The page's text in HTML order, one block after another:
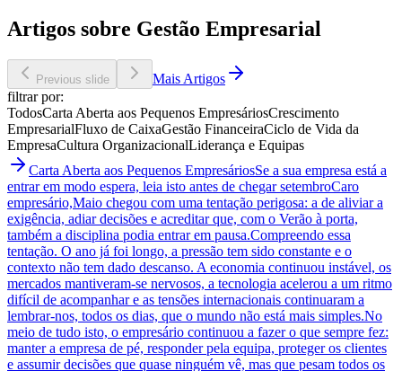
Artigos sobre Gestão Empresarial
Previous slide
Mais Artigos
filtrar por:
TodosCarta Aberta aos Pequenos EmpresáriosCrescimento
EmpresarialFluxo de CaixaGestão FinanceiraCiclo de Vida da
EmpresaCultura OrganizacionalLiderança e Equipas
Carta Aberta aos Pequenos EmpresáriosSe a sua empresa está a
entrar em modo espera, leia isto antes de chegar setembroCaro
empresário,Maio chegou com uma tentação perigosa: a de aliviar a
exigência, adiar decisões e acreditar que, com o Verão à porta,
também a disciplina podia entrar em pausa.Compreendo essa
tentação. O ano já foi longo, a pressão tem sido constante e o
contexto não tem dado descanso. A economia continuou instável, os
mercados mantiveram-se nervosos, a tecnologia acelerou a um ritmo
difícil de acompanhar e as tensões internacionais continuaram a
lembrar-nos, todos os dias, que o mundo não está mais simples.No
meio de tudo isto, o empresário continuou a fazer o que sempre fez:
manter a empresa de pé, responder pela equipa, proteger os clientes
e assumir decisões que quase ninguém vê, mas que pesam todos os